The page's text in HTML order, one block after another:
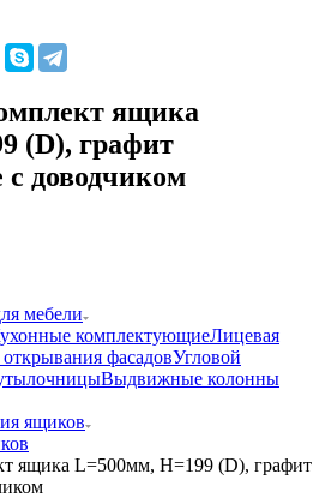
ящика
(D), графит
доводчиком
мебели
комплектующиеЛицевая
фасадовУгловой
Выдвижные колонны
ящиков
ящика L=500мм, H=199 (D), графит